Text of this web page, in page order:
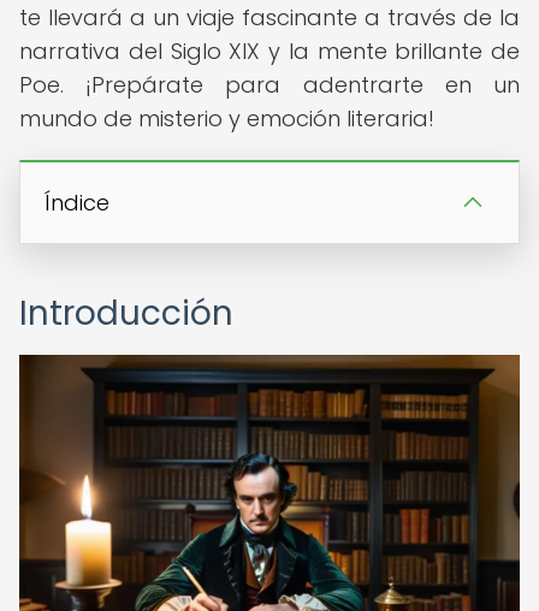
te llevará a un viaje fascinante a través de la
narrativa del Siglo XIX y la mente brillante de
Poe. ¡Prepárate para adentrarte en un
mundo de misterio y emoción literaria!
Índice
Introducción